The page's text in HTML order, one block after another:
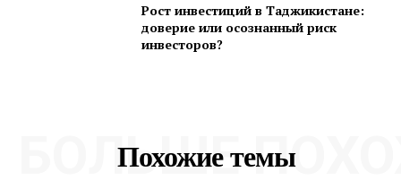
Рост инвестиций в Таджикистане:
доверие или осознанный риск
инвесторов?
Похожие темы
БОЛЬШЕ